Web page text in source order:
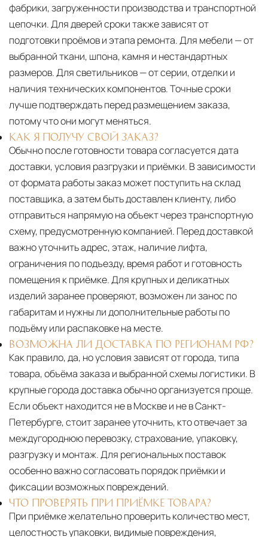
фабрики, загруженности производства и транспортной
цепочки. Для дверей сроки также зависят от
подготовки проёмов и этапа ремонта. Для мебели — от
выбранной ткани, шпона, камня и нестандартных
размеров. Для светильников — от серии, отделки и
наличия технических компонентов. Точные сроки
лучше подтверждать перед размещением заказа,
потому что они могут меняться.
КАК Я ПОЛУЧУ СВОЙ ЗАКАЗ?
Обычно после готовности товара согласуется дата
доставки, условия разгрузки и приёмки. В зависимости
от формата работы заказ может поступить на склад
поставщика, а затем быть доставлен клиенту, либо
отправиться напрямую на объект через транспортную
схему, предусмотренную компанией. Перед доставкой
важно уточнить адрес, этаж, наличие лифта,
ограничения по подъезду, время работ и готовность
помещения к приёмке. Для крупных и деликатных
изделий заранее проверяют, возможен ли занос по
габаритам и нужны ли дополнительные работы по
подъёму или распаковке на месте.
ВОЗМОЖНА ЛИ ДОСТАВКА ПО РЕГИОНАМ РФ?
Как правило, да, но условия зависят от города, типа
товара, объёма заказа и выбранной схемы логистики. В
крупные города доставка обычно организуется проще.
Если объект находится не в Москве и не в Санкт-
Петербурге, стоит заранее уточнить, кто отвечает за
междугороднюю перевозку, страхование, упаковку,
разгрузку и монтаж. Для региональных поставок
особенно важно согласовать порядок приёмки и
фиксации возможных повреждений.
ЧТО ПРОВЕРЯТЬ ПРИ ПРИЁМКЕ ТОВАРА?
При приёмке желательно проверить количество мест,
целостность упаковки, видимые повреждения,